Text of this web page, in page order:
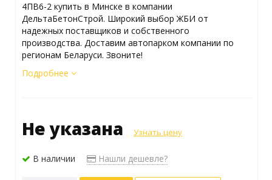
4ПВ6-2 купить в Минске в компании
ДельтаБетонСтрой. Широкий выбор ЖБИ от
надежных поставщиков и собственного
производства. Доставим автопарком компании по
регионам Беларуси. Звоните!
Подробнее
Не указана Узнать цену
В наличии Нашли дешевле?